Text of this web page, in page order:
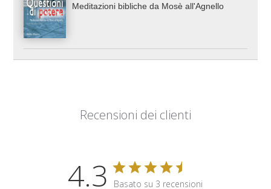
Meditazioni bibliche da Mosè all'Agnello
Recensioni dei clienti
4.3 Basato su 3 recensioni